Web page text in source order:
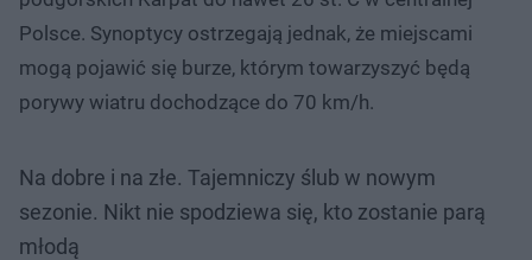
Polsce. Synoptycy ostrzegają jednak, że miejscami
mogą pojawić się burze, którym towarzyszyć będą
porywy wiatru dochodzące do 70 km/h.
Na dobre i na złe. Tajemniczy ślub w nowym
sezonie. Nikt nie spodziewa się, kto zostanie parą
młodą